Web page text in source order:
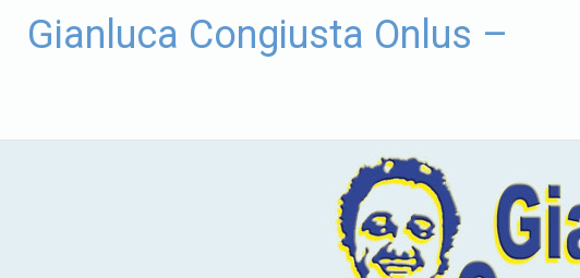
Gianluca Congiusta Onlus –